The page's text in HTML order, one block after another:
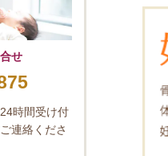
せ
時間受け付
連絡くださ